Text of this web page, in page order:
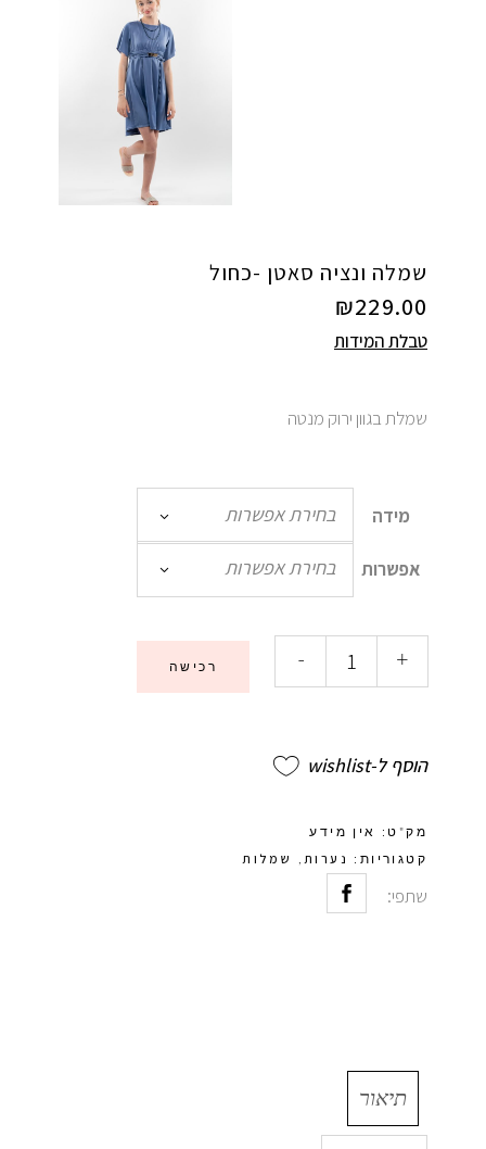
שמלה ונציה סאטן -כחול
₪229.00
טבלת המידות
שמלת בגוון ירוק מנטה
מידה בחירת אפשרות
אפשרות בחירת אפשרות
- + רכישה
הוסף ל-wishlist
מק"ט: אין מידע
קטגוריות: נערות שמלות
שתפי:
תיאור